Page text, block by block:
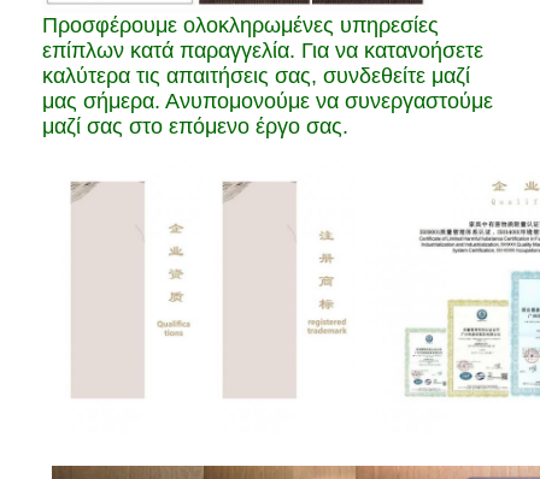
Προσφέρουμε ολοκληρωμένες υπηρεσίες
επίπλων κατά παραγγελία. Για να κατανοήσετε
καλύτερα τις απαιτήσεις σας, συνδεθείτε μαζί
μας σήμερα. Ανυπομονούμε να συνεργαστούμε
μαζί σας στο επόμενο έργο σας.